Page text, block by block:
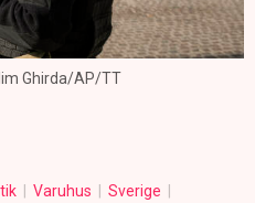
Ghirda/AP/TT
Varuhus
Sverige